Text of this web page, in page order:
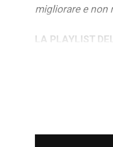
migliorare e non
LA PLAYLIST